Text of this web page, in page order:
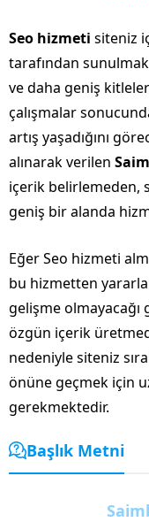
Seo hizmeti siteniz
tarafından
ve daha geniş
çalışmalar
artış yaşadığını
alınarak verilen
içerik belirlemeden,
geniş bir alanda
Eğer Seo hizmeti
bu hizmetten
gelişme olmayacağı
özgün içerik
nedeniyle siteniz
önüne geçmek için
gerekmektedir.
Başlık Metni